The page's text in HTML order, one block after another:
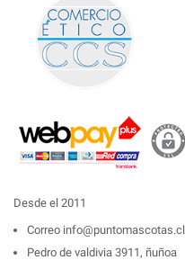
Desde el 2011
Correo info@puntomascotas.cl
Pedro de valdivia 3911, ñuñoa